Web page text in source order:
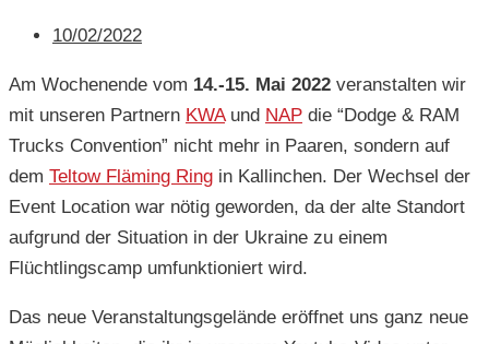
10/02/2022
Am Wochenende vom 14.-15. Mai 2022 veranstalten wir
mit unseren Partnern KWAund NAP die “Dodge & RAM
Trucks Convention” nicht mehr in Paaren, sondern auf
dem Teltow Fläming Ring in Kallinchen. Der Wechsel der
Event Location war nötig geworden, da der alte Standort
aufgrund der Situation in der Ukraine zu einem
Flüchtlingscamp umfunktioniert wird.
Das neue Veranstaltungsgelände eröffnet uns ganz neue